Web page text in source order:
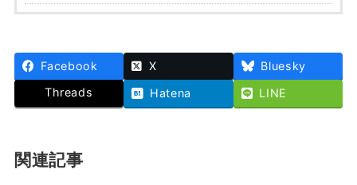
Facebook X
Bluesky
Threads
Hatena LINE
関連記事